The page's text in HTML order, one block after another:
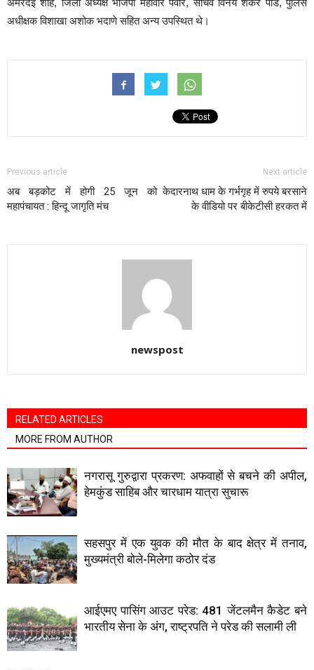
अमरदेई शाह, जिला अध्यक्ष भाजपा महावीर पवार, सचिव विनय शंकर पांडे, पुलिस
अधीक्षक विशाखा अशोक भदाणे सहित अन्य उपस्थित थे।
Previous article
अब बड़कोट में होगी 25 जून को
महापंचायत : हिन्दू जागृति मंच
Next article
केदारनाथ धाम के गर्भगृह में रुपये बरसाने
के वीडियो पर बीकेटीसी हरकत में
newspost
RELATED ARTICLES
MORE FROM AUTHOR
नगरासू गुरुद्वारा प्रकरण: अफवाहों से बचने की अपील,
हेमकुंड साहिब और चारधाम यात्रा सुचारू
सहसपुर में एक युवक की मौत के बाद क्षेत्र में तनाव,
मुख्यमंत्री बोले-मिलेगा कठोर दंड
आईएमए पासिंग आउट परेड: 481 जेंटलमैन कैडेट बने
भारतीय सेना के अंग, राष्ट्रपति ने परेड की सलामी ली